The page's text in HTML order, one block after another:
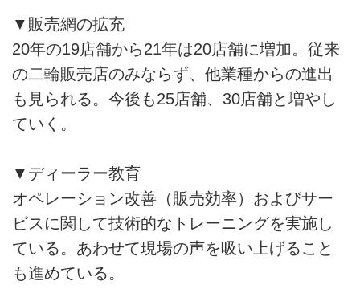
▼販売網の拡充
20年の19店舗から21年は20店舗に増加。従来
の二輪販売店のみならず、他業種からの進出
も見られる。今後も25店舗、30店舗と増やし
ていく。
▼ディーラー教育
オペレーション改善（販売効率）およびサー
ビスに関して技術的なトレーニングを実施し
ている。あわせて現場の声を吸い上げること
も進めている。